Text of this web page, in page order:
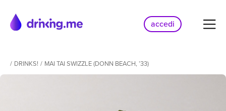
accedi
/ DRINKS! / MAI TAI SWIZZLE (DONN BEACH, ’33)